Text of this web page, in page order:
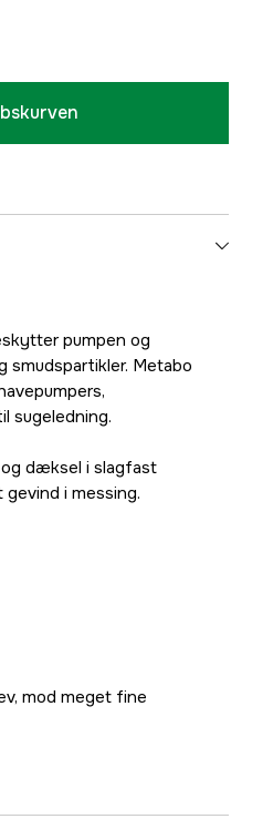
pumpen og
smudspartikler. Metabo
sugeledning.
dæksel i slagfast
i messing.
mod meget fine